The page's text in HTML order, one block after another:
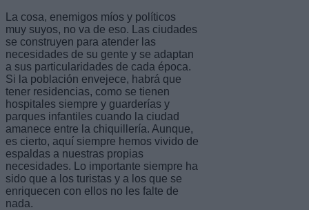
La cosa, enemigos míos y políticos
muy suyos, no va de eso. Las ciudades
se construyen para atender las
necesidades de su gente y se adaptan
a sus particularidades de cada época.
Si la población envejece, habrá que
tener residencias, como se tienen
hospitales siempre y guarderías y
parques infantiles cuando la ciudad
amanece entre la chiquillería. Aunque,
es cierto, aquí siempre hemos vivido de
espaldas a nuestras propias
necesidades. Lo importante siempre ha
sido que a los turistas y a los que se
enriquecen con ellos no les falte de
nada.